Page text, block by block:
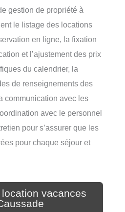
gestion de propriété à
le listage des locations
en ligne, la fixation
et l’ajustement des prix
du calendrier, la
de renseignements des
communication avec les
avec le personnel
pour s’assurer que les
pour chaque séjour et
vacances